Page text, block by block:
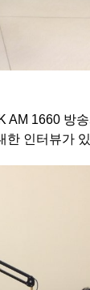
AM 1660 방
한 인터뷰가